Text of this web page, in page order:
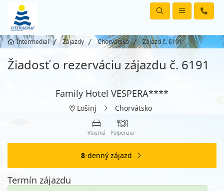
Intermedial Zájazdy Chorvátsko Zájazd č. 6191
Žiadosť o rezerváciu zájazdu č. 6191
Family Hotel VESPERA****
Lošinj Chorvátsko
Vlastná Polpenzia
8-denný zájazd
Termín zájazdu